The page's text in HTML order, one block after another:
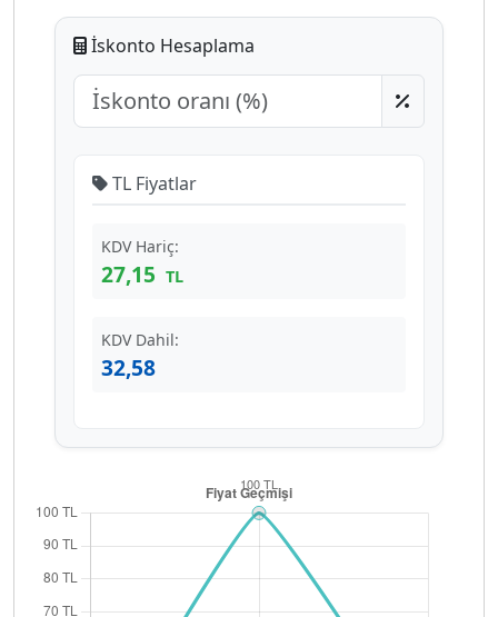
İskonto Hesaplama
TL Fiyatlar
KDV Hariç:
27,15 TL
KDV Dahil:
32,58